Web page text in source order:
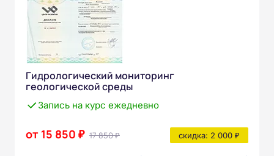
Гидрологический мониторинг
геологической среды
Запись на курс ежедневно
от 15 850 ₽ 17 850 ₽ скидка: 2 000 ₽